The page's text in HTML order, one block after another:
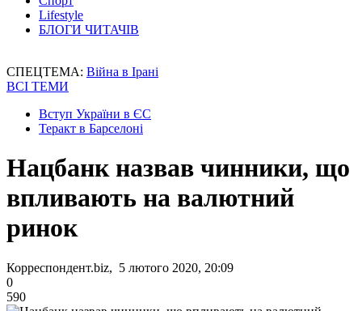
Lifestyle
БЛОГИ ЧИТАЧІВ
СПЕЦТЕМА: Війна в Ірані
ВСІ ТЕМИ
Вступ України в ЄС
Теракт в Барселоні
Нацбанк назвав чинники, що
впливають на валютний
ринок
Корреспондент.biz, 5 лютого 2020, 20:09
0
590